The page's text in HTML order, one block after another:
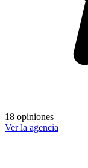
18 opiniones
Ver la agencia